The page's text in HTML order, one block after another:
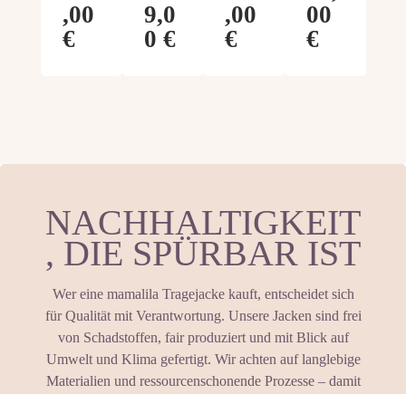
,00
€
9,0
0 €
,00
€
00
€
NACHHALTIGKEIT
, DIE SPÜRBAR IST
Wer eine mamalila Tragejacke kauft, entscheidet sich
für Qualität mit Verantwortung. Unsere Jacken sind frei
von Schadstoffen, fair produziert und mit Blick auf
Umwelt und Klima gefertigt. Wir achten auf langlebige
Materialien und ressourcenschonende Prozesse – damit